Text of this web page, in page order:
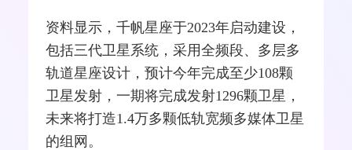
资料显示，千帆星座于2023年启动建设，
包括三代卫星系统，采用全频段、多层多
轨道星座设计，预计今年完成至少108颗
卫星发射，一期将完成发射1296颗卫星，
未来将打造1.4万多颗低轨宽频多媒体卫星
的组网。